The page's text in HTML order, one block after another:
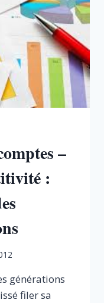
–
:
générations
filer sa